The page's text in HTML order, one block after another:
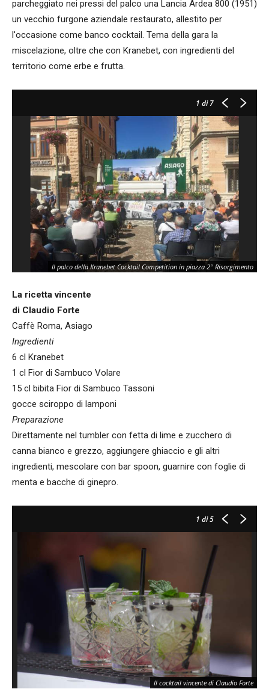
parcheggiato nei pressi del palco una Lancia Ardea 800 (1951)
un vecchio furgone aziendale restaurato, allestito per
l'occasione come banco cocktail. Tema della gara la
miscelazione, oltre che con Kranebet, con ingredienti del
territorio come erbe e frutta.
1 di 7
Il palco della Kranebet Cocktail Competition in piazza 2° Risorgimento
La ricetta vincente
di Claudio Forte
Caffè Roma, Asiago
Ingredienti
6 cl Kranebet
1 cl Fior di Sambuco Volare
15 cl bibita Fior di Sambuco Tassoni
gocce sciroppo di lamponi
Preparazione
Direttamente nel tumbler con fetta di lime e zucchero di
canna bianco e grezzo, aggiungere ghiaccio e gli altri
ingredienti, mescolare con bar spoon, guarnire con foglie di
menta e bacche di ginepro.
1 di 5
Il cocktail vincente di Claudio Forte